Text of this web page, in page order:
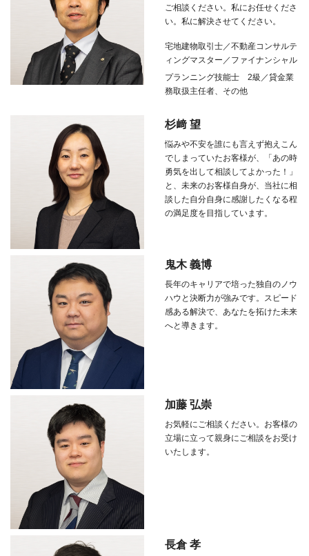
ご相談ください。私にお任せくださ
い。私に解決させてください。
宅地建物取引士／不動産コンサルテ
ィングマスター／ファイナンシャル
プランニング技能士 2級／貸金業
務取扱主任者、その他
杉﨑 望
悩みや不安を誰にも言えず抱えこん
でしまっていたお客様が、「あの時
勇気を出して相談してよかった！」
と、未来のお客様自身が、当社に相
談した自分自身に感謝したくなる程
の満足度を目指しています。
鬼木 義博
長年のキャリアで培った独自のノウ
ハウと決断力が強みです。スピード
感ある解決で、あなたを拓けた未来
へと導きます。
加藤 弘崇
お気軽にご相談ください。お客様の
立場に立って親身にご相談をお受け
いたします。
長倉 孝